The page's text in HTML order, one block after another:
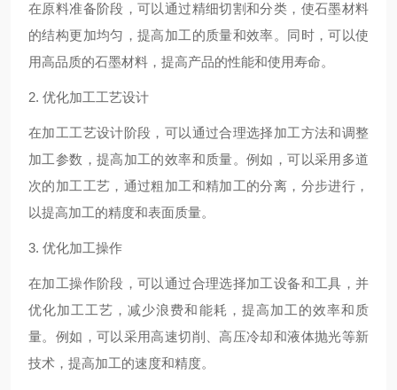
在原料准备阶段，可以通过精细切割和分类，使石墨材料
的结构更加均匀，提高加工的质量和效率。同时，可以使
用高品质的石墨材料，提高产品的性能和使用寿命。
2. 优化加工工艺设计
在加工工艺设计阶段，可以通过合理选择加工方法和调整
加工参数，提高加工的效率和质量。例如，可以采用多道
次的加工工艺，通过粗加工和精加工的分离，分步进行，
以提高加工的精度和表面质量。
3. 优化加工操作
在加工操作阶段，可以通过合理选择加工设备和工具，并
优化加工工艺，减少浪费和能耗，提高加工的效率和质
量。例如，可以采用高速切削、高压冷却和液体抛光等新
技术，提高加工的速度和精度。